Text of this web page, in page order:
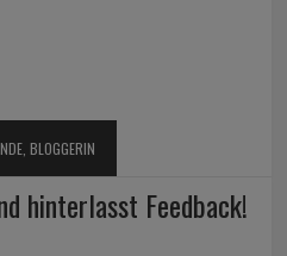
BLOGGERIN
hinterlasst Feedback!